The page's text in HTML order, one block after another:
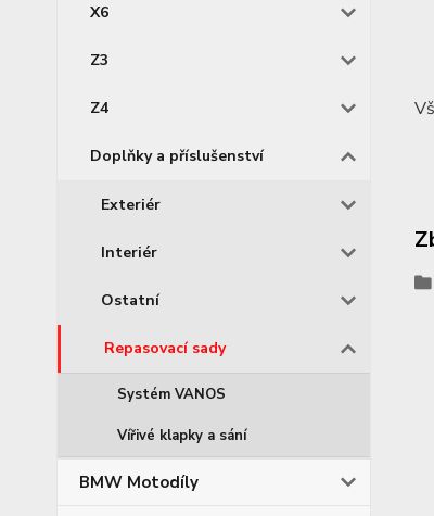
X6
Z3
Z4
Doplňky a příslušenství
Exteriér
Interiér
Ostatní
Repasovací sady
Systém VANOS
Vířivé klapky a sání
BMW Motodíly